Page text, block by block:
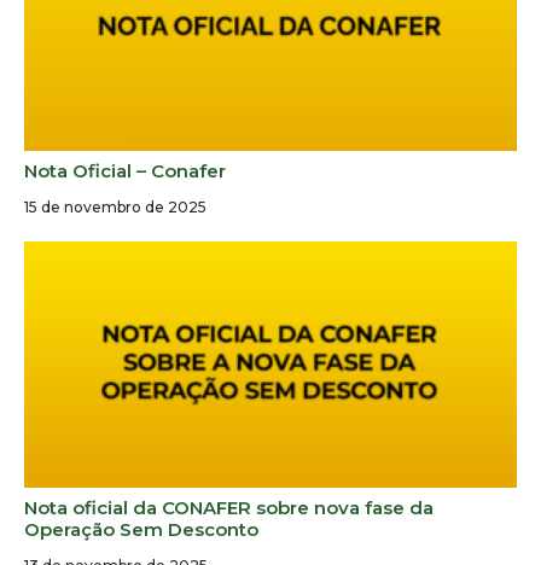
Nota Oficial – Conafer
15 de novembro de 2025
Nota oficial da CONAFER sobre nova fase da
Operação Sem Desconto